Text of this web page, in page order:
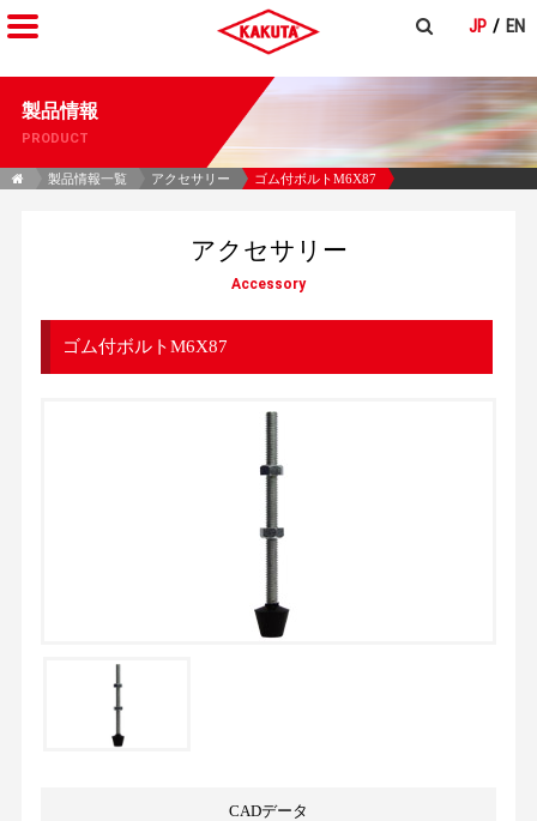
EN
JP
製品情報
PRODUCT
製品情報一覧 アクセサリー ゴム付ボルトM6X87
アクセサリー
Accessory
ゴム付ボルトM6X87
CADデータ